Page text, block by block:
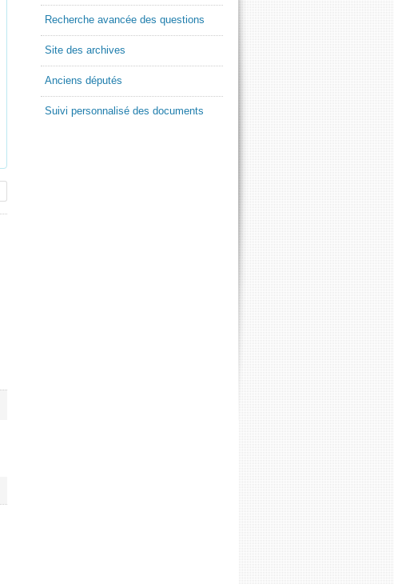
Recherche avancée des questions
Site des archives
Anciens députés
Suivi personnalisé des documents